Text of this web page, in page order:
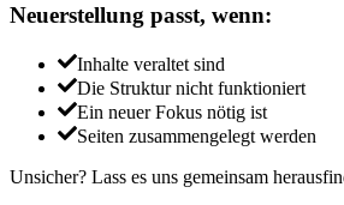
Neuerstellung passt, wenn:
Inhalte veraltet sind
Die Struktur nicht funktioniert
Ein neuer Fokus nötig ist
Seiten zusammengelegt werden
Unsicher? Lass es uns gemeinsam